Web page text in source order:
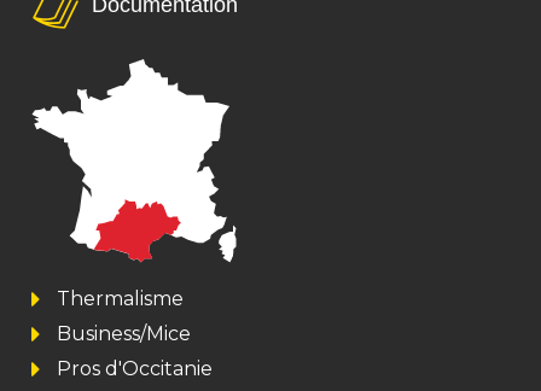
Documentation
Thermalisme
Business/Mice
Pros d'Occitanie